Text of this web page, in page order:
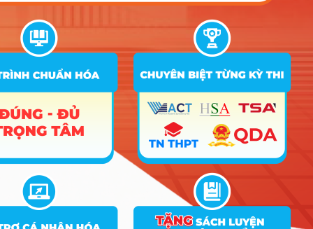
1
Thiết kế
công
nghiệp
C07; C08; C09; C10; C11; C12; C13;
C14; C19; D01; D02; D03; D04; D06;
D07; D09; D10; D11; D12; D13; D14;
D24; D25;
18
2
Quản trị
kinh
doanh
A00; A01; A02; A03; A04; A05; A06;
A07; A08; B00; B01; B02; B03; B08;
C00; C01; C02; C03; C04; C05; C06;
C07; C08; C09; C10; C11; C12; C13;
C14; C19; D01; D02; D03; D04; D06;
D07; D09; D10; D11; D12; D13; D14;
D15; D17; D18; D19; D20; D22; D23;
D24; D25;
18
A00; A01; A02; A03; A04; A05; A06;
A07; A08; B00; B01; B02; B03; B08;
C00; C01; C02; C03; C04; C05; C06;
C07; C08; C09; C10; C11; C12; C13;
C14; C19; D01; D02; D03; D04; D06;
18